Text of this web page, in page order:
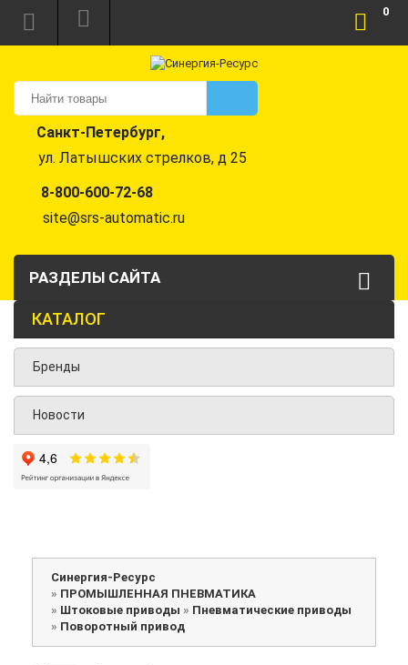
Санкт-Петербург,
ул. Латышских стрелков, д 25
8-800-600-72-68
site@srs-automatic.ru
0
РАЗДЕЛЫ САЙТА
КАТАЛОГ
Бренды
Новости
Синергия-Ресурс
» ПРОМЫШЛЕННАЯ ПНЕВМАТИКА
» Штоковые приводы » Пневматические приводы
» Поворотный привод